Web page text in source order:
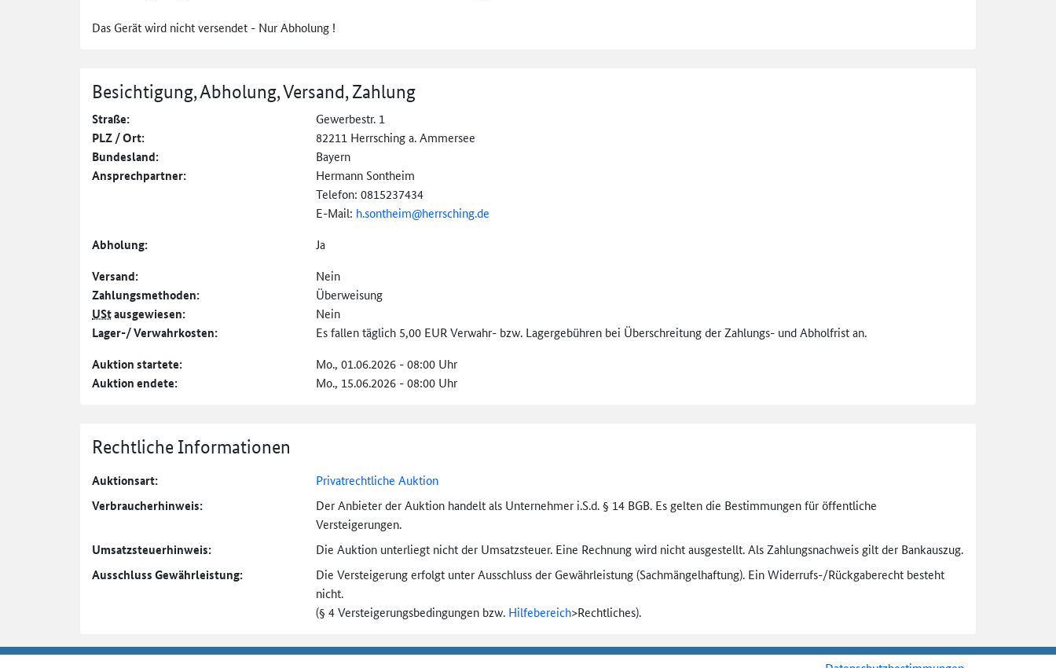
Das Gerät wird nicht versendet - Nur Abholung !
Besichtigung, Abholung, Versand, Zahlung
Straße: Gewerbestr. 1
PLZ / Ort: 82211 Herrsching a. Ammersee
Bundesland: Bayern
Ansprechpartner:
Hermann Sontheim
Telefon: 0815237434
E-Mail: h.sontheim@herrsching.de
Abholung: Ja
Versand: Nein
Zahlungs­methoden: Überweisung
UStausgewiesen: Nein
Lager-/ Verwahrkosten: Es fallen täglich 5,00 EUR Verwahr- bzw. Lagergebühren bei Überschreitung der Zahlungs- und Abholfrist an.
Auktion startete: Mo., 01.06.2026 - 08:00 Uhr
Auktion endete: Mo., 15.06.2026 - 08:00 Uhr
Rechtliche Informationen
Auktionsart: Privatrechtliche Auktion
Verbraucher­hinweis:
Der Anbieter der Auktion handelt als Unternehmer i.S.d. § 14 BGB. Es gelten die Bestimmungen für öffentliche
Versteigerungen.
Umsatzsteuer­hinweis: Die Auktion unterliegt nicht der Umsatzsteuer. Eine Rechnung wird nicht ausgestellt. Als Zahlungsnachweis gilt der Bankauszug.
Ausschluss Gewährleistung: Die Versteigerung erfolgt unter Ausschluss der Gewährleistung (Sachmängel­haftung). Ein Widerrufs-/Rückgaberecht besteht
nicht.
(§ 4 Versteigerungs­bedingungen bzw. Hilfebereich>Rechtliches).